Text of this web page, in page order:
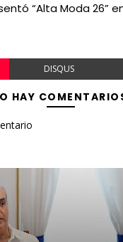
“Alta Moda 26”
DISQUS
HAY